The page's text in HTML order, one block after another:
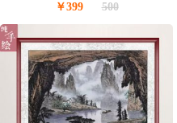
￥399 500